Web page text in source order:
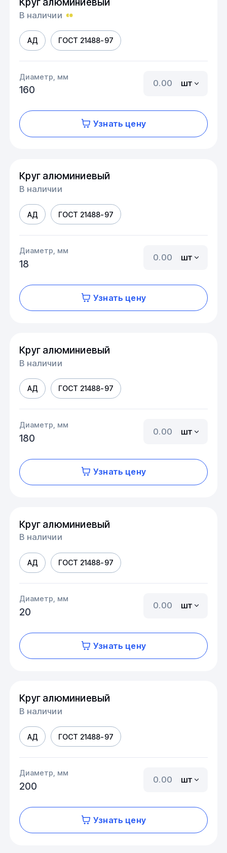
В наличии
АД ГОСТ 21488-97
Диаметр, мм
160
шт
Узнать цену
Круг алюминиевый
В наличии
АД ГОСТ 21488-97
Диаметр, мм
18
шт
Узнать цену
Круг алюминиевый
В наличии
АД ГОСТ 21488-97
Диаметр, мм
180
шт
Узнать цену
Круг алюминиевый
В наличии
АД ГОСТ 21488-97
Диаметр, мм
20
шт
Узнать цену
Круг алюминиевый
В наличии
АД ГОСТ 21488-97
Диаметр, мм
200
шт
Узнать цену